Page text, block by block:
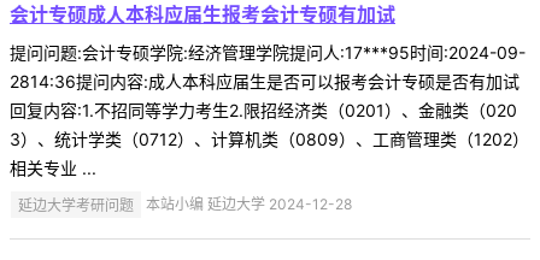
会计专硕成人本科应届生报考会计专硕有加试
提问问题:会计专硕学院:经济管理学院提问人:17***95时间:2024-09-
2814:36提问内容:成人本科应届生是否可以报考会计专硕是否有加试
回复内容:1.不招同等学力考生2.限招经济类（0201）、金融类（020
3）、统计学类（0712）、计算机类（0809）、工商管理类（1202）
相关专业 ...
延边大学考研问题 本站小编 延边大学 2024-12-28